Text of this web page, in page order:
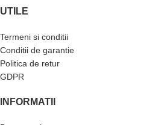
UTILE
Termeni si conditii
Conditii de garantie
Politica de retur
GDPR
INFORMATII